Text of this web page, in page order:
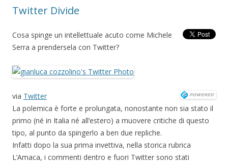
Twitter Divide
Cosa spinge un intellettuale acuto come Michele
Serra a prendersela con Twitter?
via Twitter
La polemica è forte e prolungata, nonostante non sia stato il
primo (né in Italia né all’estero) a muovere critiche di questo
tipo, al punto da spingerlo a ben due repliche.
Infatti dopo la sua prima invettiva, nella storica rubrica
L’Amaca, i commenti dentro e fuori Twitter sono stati